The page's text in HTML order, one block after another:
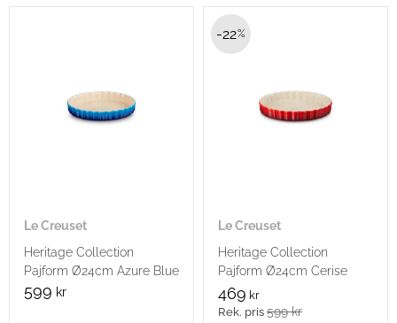
Le Creuset
Heritage Collection
Pajform Ø24cm Azure Blue
599 kr
Le Creuset
Heritage Collection
Pajform Ø24cm Cerise
469 kr
599kr
22%